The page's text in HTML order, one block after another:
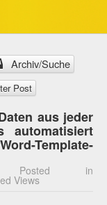
Archiv/Suche
Post
aus jeder
automatisiert
Template-
Posted in
Views